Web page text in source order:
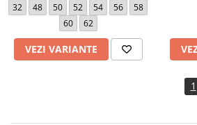
32
48 50 52 54 56
58
60
62
VEZI VARIANTE
1